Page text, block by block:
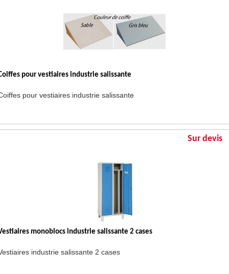
pour vestiaires industrie salissante
pour vestiaires industrie salissante
Sur devis
monoblocs industrie salissante 2 cases
industrie salissante 2 cases